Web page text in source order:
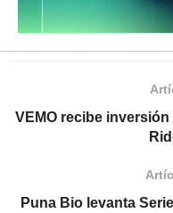
VEMO recibe
Puna Bio levanta